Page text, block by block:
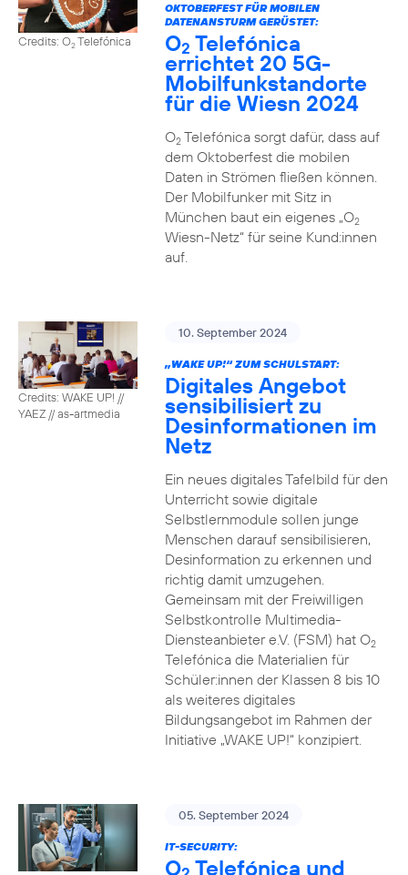
Credits: O2Telefónica
OKTOBERFEST FÜR MOBILEN
DATENANSTURM GERÜSTET:
O2 Telefónica
errichtet 20 5G-
Mobilfunkstandorte
für die Wiesn 2024
O2Telefónica sorgt dafür, dass auf
dem Oktoberfest die mobilen
Daten in Strömen fließen können.
Der Mobilfunker mit Sitz in
München baut ein eigenes „O2
Wiesn-Netz“ für seine Kund:innen
auf.
Credits: WAKE UP! //
YAEZ // as-artmedia
10. September 2024
„WAKE UP!“ ZUM SCHULSTART:
Digitales Angebot
sensibilisiert zu
Desinformationen im
Netz
Ein neues digitales Tafelbild für den
Unterricht sowie digitale
Selbstlernmodule sollen junge
Menschen darauf sensibilisieren,
Desinformation zu erkennen und
richtig damit umzugehen.
Gemeinsam mit der Freiwilligen
Selbstkontrolle Multimedia-
Diensteanbieter e.V. (FSM) hat O2
Telefónica die Materialien für
Schüler:innen der Klassen 8 bis 10
als weiteres digitales
Bildungsangebot im Rahmen der
Initiative „WAKE UP!“ konzipiert.
05. September 2024
IT-SECURITY:
O Telefónica und